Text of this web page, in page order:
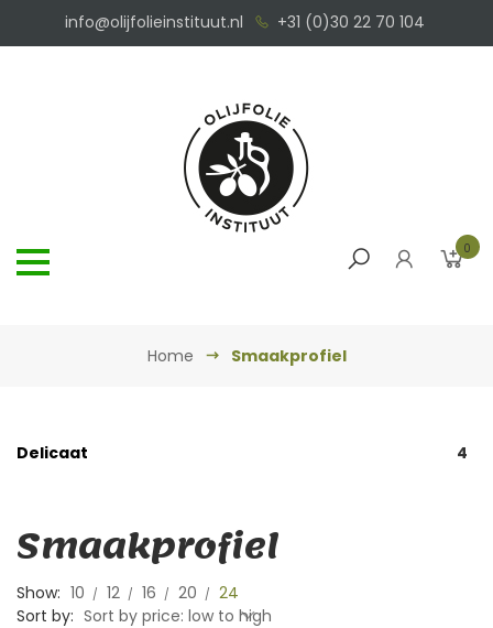
info@olijfolieinstituut.nl +31 (0)30 22 70 104
0
Home Smaakprofiel
Delicaat 4
Smaakprofiel
Show: 10 12 16 20
24
Sort by: Sort by price: low to high